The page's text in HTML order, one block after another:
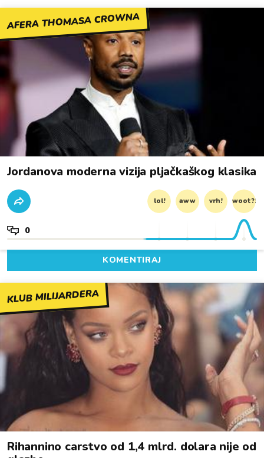
AFERA THOMASA CROWNA
Jordanova moderna vizija pljačkaškog klasika
lol! aww vrh! woot?!
0
KOMENTIRAJ
KLUB MILIJARDERA
Rihannino carstvo od 1,4 mlrd. dolara nije od